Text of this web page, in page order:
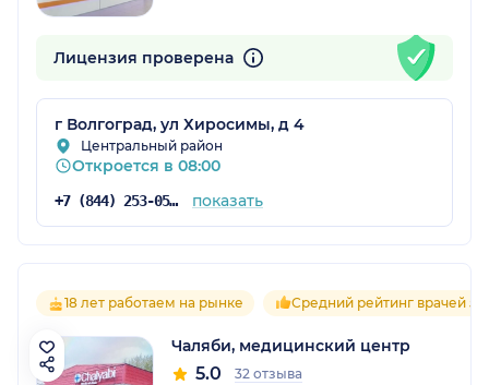
Лицензия проверена
г Волгоград, ул Хиросимы, д 4
Центральный район
Откроется в 08:00
+7 (844) 253-05-05 показать
18 лет работаем на рынке Средний рейтинг врачей 5.0
Чаляби, медицинский центр
5.0 32 отзыва